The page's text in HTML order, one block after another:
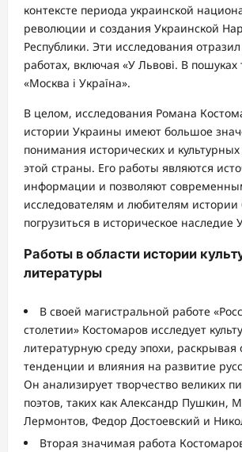
контексте периода украинской
революции и создания Украинской
Республики. Эти исследования
работах, включая «У Львові. В пошуках
«Москва і Україна».
В целом, исследования Романа
истории Украины имеют большое
понимания исторических и
этой страны. Его работы являются
информации и позволяют
исследователям и любителям истории
погрузиться в историческое наследие
Работы в области истории
литературы
В своей магистральной работе
столетии» Костомаров исследует
литературную среду эпохи, раскрывая
тенденции и влияния на развитие
Он анализирует творчество великих
поэтов, таких как Александр Пушкин,
Лермонтов, Федор Достоевский и
Вторая значимая работа